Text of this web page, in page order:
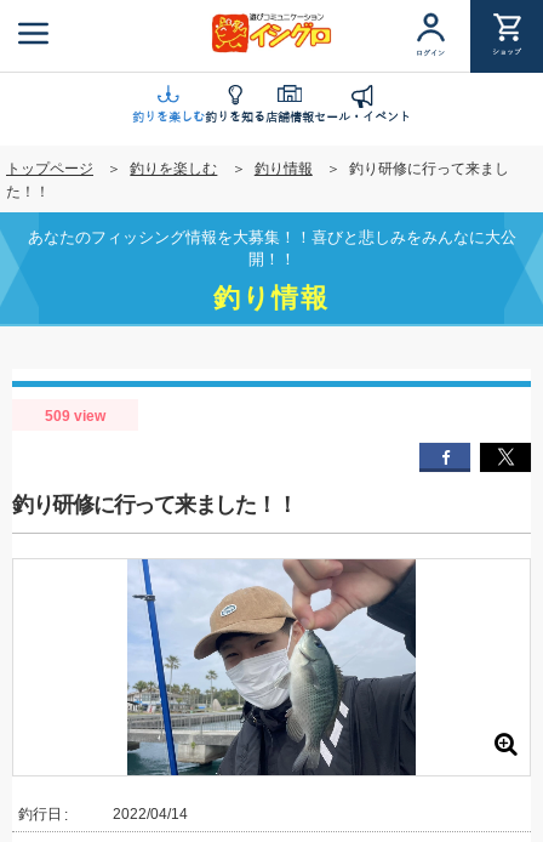
ン
ツ
移
動
ログイン ショップ
釣りを楽しむ釣りを知る店舗情報セール・イベント
トップページ 釣りを楽しむ 釣り情報
釣り研修に行って来まし
た！！
あなたのフィッシング情報を大募集！！喜びと悲しみをみんなに大公
開！！
釣り情報
509 view
釣り研修に行って来ました！！
釣行日 2022/04/14